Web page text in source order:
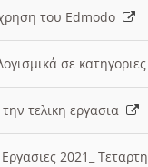
του Edmodo
σε κατηγοριες
την τελικη εργασια
2021_ Τεταρτη